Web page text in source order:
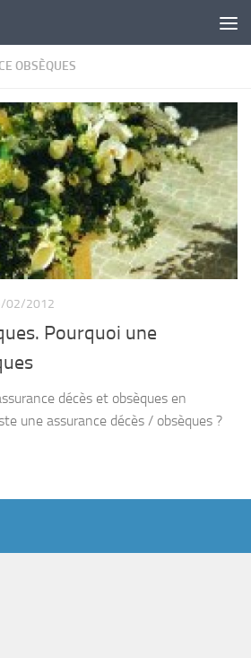
OBSÈQUES
02/2012
Pourquoi une
décès et obsèques en
une assurance décès / obsèques ?